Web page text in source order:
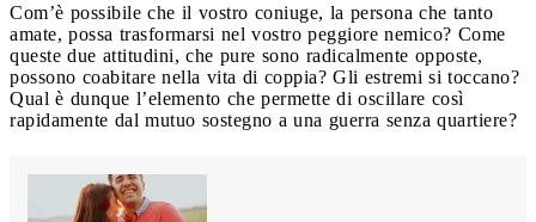
Com’è possibile che il vostro coniuge, la persona che tanto
amate, possa trasformarsi nel vostro peggiore nemico? Come
queste due attitudini, che pure sono radicalmente opposte,
possono coabitare nella vita di coppia? Gli estremi si toccano?
Qual è dunque l’elemento che permette di oscillare così
rapidamente dal mutuo sostegno a una guerra senza quartiere?